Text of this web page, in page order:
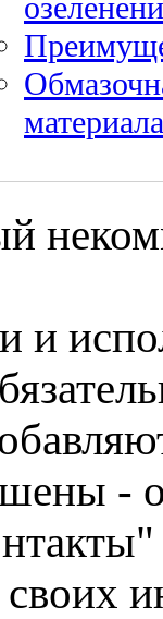
материала
и
-